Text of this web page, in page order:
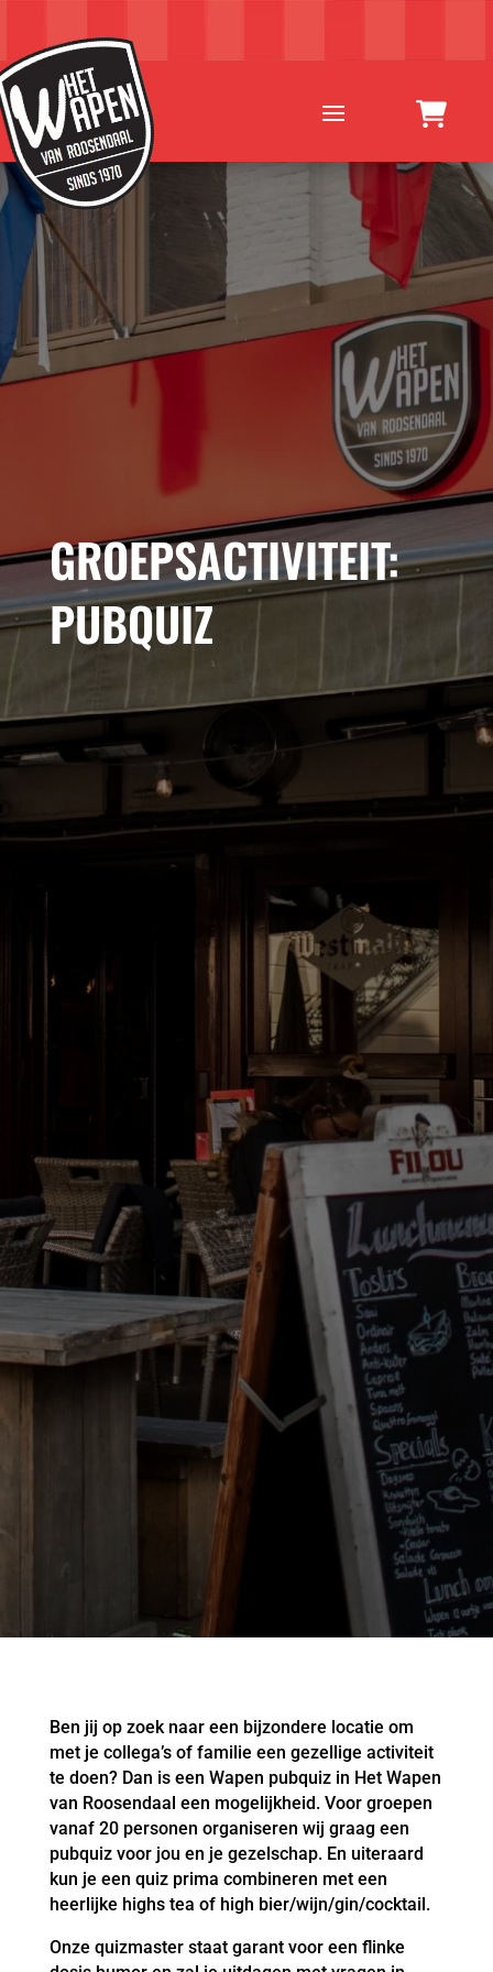
GROEPSACTIVITEIT:
PUBQUIZ
Ben jij op zoek naar een bijzondere locatie om
met je collega’s of familie een gezellige activiteit
te doen? Dan is een Wapen pubquiz in Het Wapen
van Roosendaal een mogelijkheid. Voor groepen
vanaf 20 personen organiseren wij graag een
pubquiz voor jou en je gezelschap. En uiteraard
kun je een quiz prima combineren met een
heerlijke highs tea of high bier/wijn/gin/cocktail.
Onze quizmaster staat garant voor een flinke